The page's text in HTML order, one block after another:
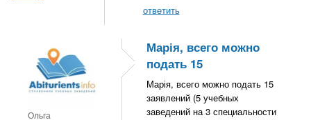
ответить
Ольга
Марія, всего можно
подать 15
Марія, всего можно подать 15
заявлений (5 учебных
заведений на 3 специальности